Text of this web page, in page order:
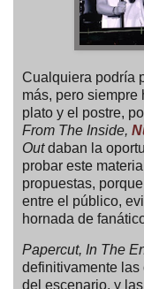
Cualquiera podría
más, pero
plato y el postre,
From The Inside,
Outdaban la
probar este
propuestas,
entre el público,
hornada de
Papercut, In The
definitivamente
del escenario, y